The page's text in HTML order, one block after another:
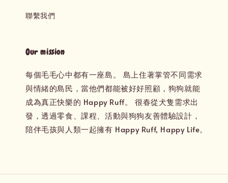
聯繫我們
Our mission
每個毛毛心中都有一座島。 島上住著掌管不同需求
與情緒的島民，當他們都能被好好照顧，狗狗就能
成為真正快樂的 Happy Ruff。 很春從犬隻需求出
發，透過零食、課程、活動與狗狗友善體驗設計，
陪伴毛孩與人類一起擁有 Happy Ruff, Happy Life。